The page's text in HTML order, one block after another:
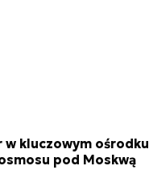
w kluczowym ośrodku
pod Moskwą